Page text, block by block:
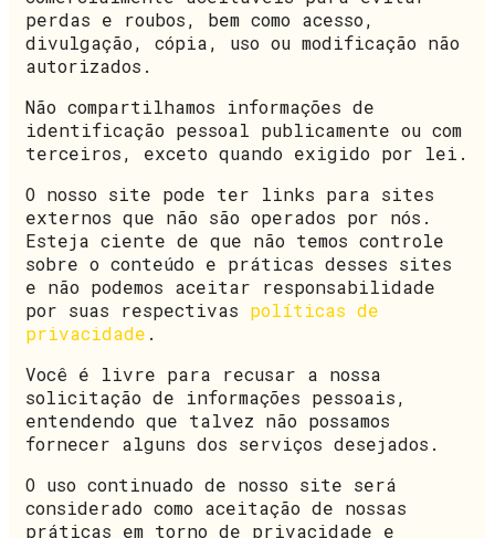
perdas e roubos, bem como acesso,
divulgação, cópia, uso ou modificação não
autorizados.
Não compartilhamos informações de
identificação pessoal publicamente ou com
terceiros, exceto quando exigido por lei.
O nosso site pode ter links para sites
externos que não são operados por nós.
Esteja ciente de que não temos controle
sobre o conteúdo e práticas desses sites
e não podemos aceitar responsabilidade
por suas respectivas políticas de
privacidade .
Você é livre para recusar a nossa
solicitação de informações pessoais,
entendendo que talvez não possamos
fornecer alguns dos serviços desejados.
O uso continuado de nosso site será
considerado como aceitação de nossas
práticas em torno de privacidade e